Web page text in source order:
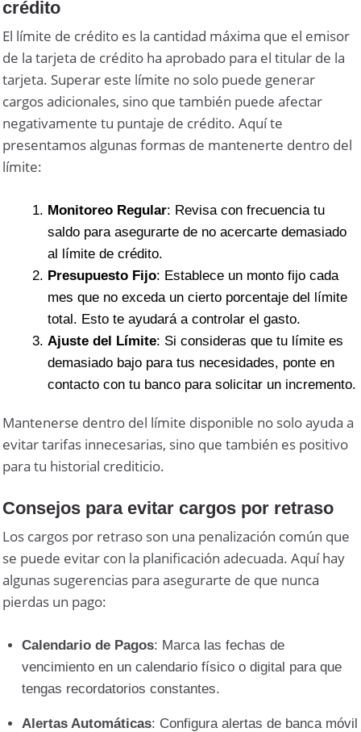
crédito
El límite de crédito es la cantidad máxima que el emisor
de la tarjeta de crédito ha aprobado para el titular de la
tarjeta. Superar este límite no solo puede generar
cargos adicionales, sino que también puede afectar
negativamente tu puntaje de crédito. Aquí te
presentamos algunas formas de mantenerte dentro del
límite:
Monitoreo Regular: Revisa con frecuencia tu
saldo para asegurarte de no acercarte demasiado
al límite de crédito.
Presupuesto Fijo: Establece un monto fijo cada
mes que no exceda un cierto porcentaje del límite
total. Esto te ayudará a controlar el gasto.
Ajuste del Límite: Si consideras que tu límite es
demasiado bajo para tus necesidades, ponte en
contacto con tu banco para solicitar un incremento.
Mantenerse dentro del límite disponible no solo ayuda a
evitar tarifas innecesarias, sino que también es positivo
para tu historial crediticio.
Consejos para evitar cargos por retraso
Los cargos por retraso son una penalización común que
se puede evitar con la planificación adecuada. Aquí hay
algunas sugerencias para asegurarte de que nunca
pierdas un pago:
Calendario de Pagos: Marca las fechas de
vencimiento en un calendario físico o digital para que
tengas recordatorios constantes.
Alertas Automáticas: Configura alertas de banca móvil